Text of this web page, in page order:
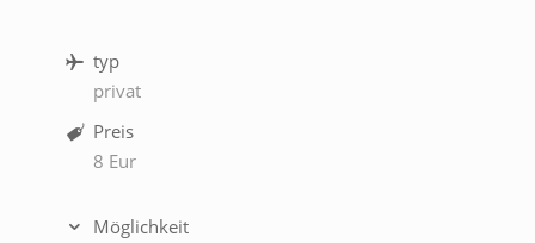
typ
privat
Preis
8 Eur
Möglichkeit